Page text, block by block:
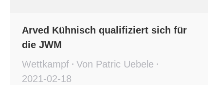
Arved Kühnisch qualifiziert sich für
die JWM
Wettkampf
Von Patric Uebele
2021-02-18